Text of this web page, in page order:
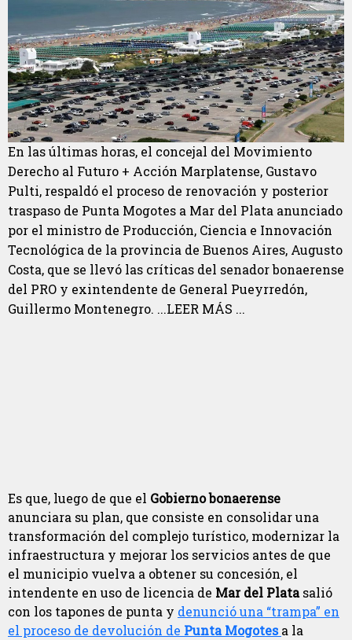
En las últimas horas, el concejal del Movimiento
Derecho al Futuro + Acción Marplatense, Gustavo
Pulti, respaldó el proceso de renovación y posterior
traspaso de Punta Mogotes a Mar del Plata anunciado
por el ministro de Producción, Ciencia e Innovación
Tecnológica de la provincia de Buenos Aires, Augusto
Costa, que se llevó las críticas del senador bonaerense
del PRO y exintendente de General Pueyrredón,
Guillermo Montenegro. ...LEER MÁS ...
Es que, luego de que el Gobierno bonaerense
anunciara su plan, que consiste en consolidar una
transformación del complejo turístico, modernizar la
infraestructura y mejorar los servicios antes de que
el municipio vuelva a obtener su concesión, el
intendente en uso de licencia de Mar del Platasalió
con los tapones de punta y denunció una “trampa” en
el proceso de devolución de Punta Mogotes a la